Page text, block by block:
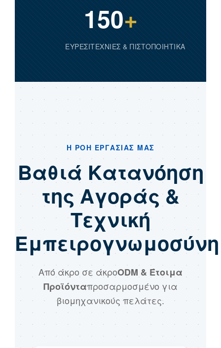
150+
ΕΥΡΕΣΙΤΕΧΝΊΕΣ & ΠΙΣΤΟΠΟΙΗΤΙΚΆ
Η ΡΟΉ ΕΡΓΑΣΊΑΣ ΜΑΣ
Βαθιά Κατανόηση
της Αγοράς &
Τεχνική
Εμπειρογνωμοσύνη
Από άκρο σε άκροODM & Έτοιμα
Προϊόνταπροσαρμοσμένο για
βιομηχανικούς πελάτες.